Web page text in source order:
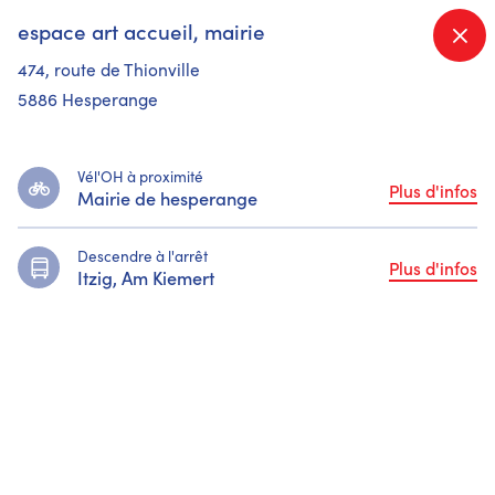
No waat sicht Dir ?
espace art accueil, mairie
474, route de Thionville
5886 Hesperange
Vél'OH à proximité
Mairie de hesperange Plus d'infos
Descendre à l'arrêt
Itzig, Am Kiemert Plus d'infos